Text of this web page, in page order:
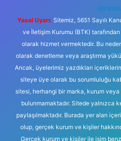
Yasal Uyarı: Sitemiz, 5651 Sayılı
ve İletişim Kurumu (BTK) tarafından
olarak hizmet vermektedir. Bu
olarak denetleme veya araştırma
Ancak, üyelerimiz yazdıkları
siteye üye olarak bu sorumluluğu
sitesi, herhangi bir marka, kurum veya
bulunmamaktadır. Sitede yalnızca
paylaşılmaktadır. Burada yer alan
olup, gerçek kurum ve kişiler
Gerçek kurum ve kişiler ile isim